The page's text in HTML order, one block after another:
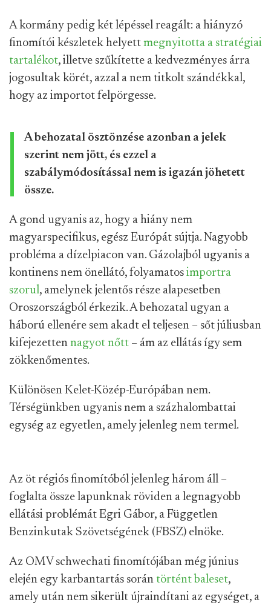
A kormány pedig két lépéssel reagált: a hiányzó
finomítói készletek helyett megnyitotta a stratégiai
tartalékot, illetve szűkítette a kedvezményes árra
jogosultak körét, azzal a nem titkolt szándékkal,
hogy az importot felpörgesse.
A behozatal ösztönzése azonban a jelek
szerint nem jött, és ezzel a
szabálymódosítással nem is igazán jöhetett
össze.
A gond ugyanis az, hogy a hiány nem
magyarspecifikus, egész Európát sújtja. Nagyobb
probléma a dízelpiacon van. Gázolajból ugyanis a
kontinens nem önellátó, folyamatos importra
szorul, amelynek jelentős része alapesetben
Oroszországból érkezik. A behozatal ugyan a
háború ellenére sem akadt el teljesen – sőt júliusban
kifejezetten nagyot nőtt – ám az ellátás így sem
zökkenőmentes.
Különösen Kelet-Közép-Európában nem.
Térségünkben ugyanis nem a százhalombattai
egység az egyetlen, amely jelenleg nem termel.
Az öt régiós finomítóból jelenleg három áll –
foglalta össze lapunknak röviden a legnagyobb
ellátási problémát Egri Gábor, a Független
Benzinkutak Szövetségének (FBSZ) elnöke.
Az OMV schwechati finomítójában még június
elején egy karbantartás során történt baleset,
amely után nem sikerült újraindítani az egységet, a